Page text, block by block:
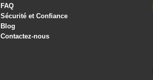
FAQ
Sécurité et Confiance
Blog
Contactez-nous